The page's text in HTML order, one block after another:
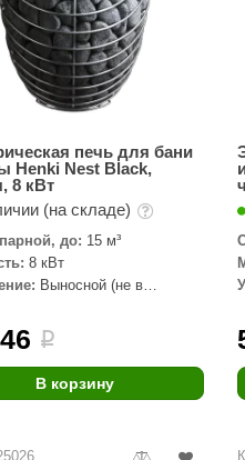
Feringer
печь для бани
Henki Nest Black,
8 кВт
(на складе)
до: 15 м³
8 кВт
Выносной (не в
i
В корзину